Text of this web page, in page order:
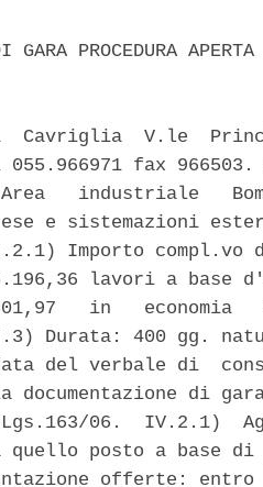
GARA PROCEDURA APERTA
Cavriglia  V.le
fax
industriale
e sistemazioni
Importo compl.vo
lavori a base
in   economia
Durata: 400 gg.
del verbale di
di
06.  IV.2.1)
quello posto a base
offerte: